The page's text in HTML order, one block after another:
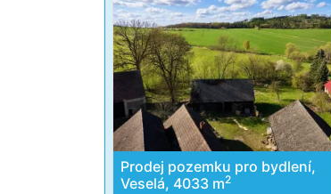
Prodej pozemku pro bydlení,
Veselá, 4033 m2